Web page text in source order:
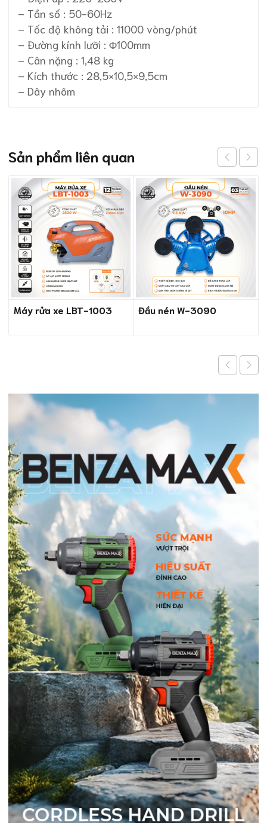
– Tần số : 50-60Hz
– Tốc độ không tải : 11000 vòng/phút
– Đường kính lưỡi : Φ100mm
– Cân nặng : 1,48 kg
– Kích thước : 28,5×10,5×9,5cm
– Dây nhôm
Sản phẩm liên quan
Máy rửa xe LBT-1003 Đầu nén W-3090